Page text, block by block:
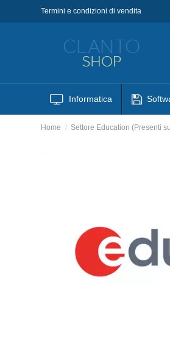
Termini e condizioni di vendita
Informatica
Home Settore Education (Presenti